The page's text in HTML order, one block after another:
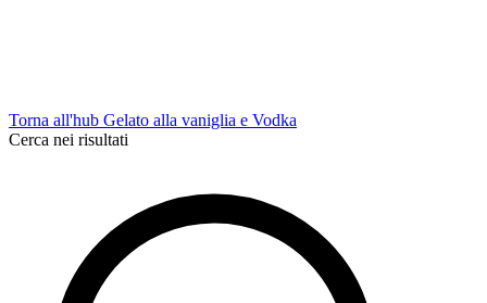
Torna all'hub Gelato alla vaniglia e Vodka
Cerca nei risultati